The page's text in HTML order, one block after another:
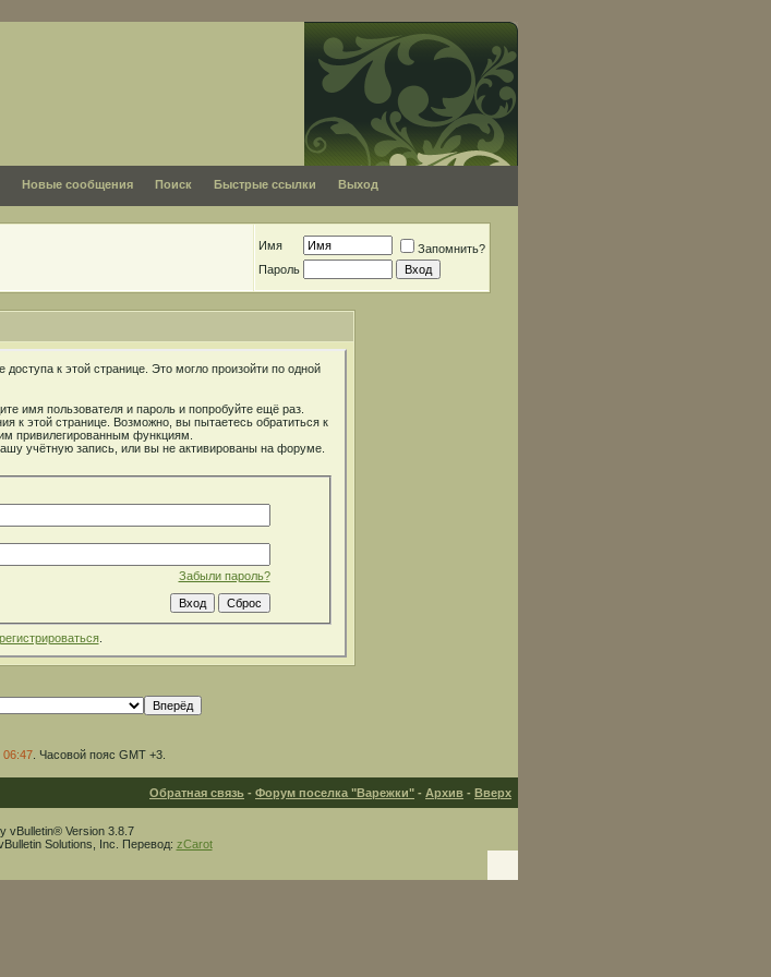
Новые сообщения Поиск Быстрые ссылки Выход
Имя
Запомнить?
Пароль
к этой странице. Это могло произойти по одной
имя пользователя и пароль и попробуйте ещё раз.
к этой странице. Возможно, вы пытаетесь обратиться к
привилегированным функциям.
учётную запись, или вы не активированы на форуме.
Забыли пароль?
.
06:47 . Часовой пояс GMT +3.
Обратная связь - Форум поселка "Варежки" - Архив - Вверх
vBulletin® Version 3.8.7
Solutions, Inc. Перевод: zCarot